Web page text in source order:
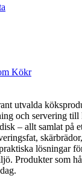
Kökr
utvalda
och servering till
– allt samlat på
lösningar
Produkter som